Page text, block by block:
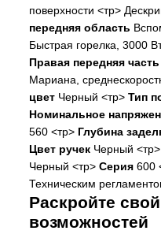
поверхности <тр>
передняя область
Быстрая горелка, 3000
Правая передняя часть
Мариана,
цветЧерный <тр> Тип
Номинальное
560 <тр> Глубина
Цвет ручекЧерный <тр>
Черный <тр> Серия600
Техническим
Раскройте
возможностей